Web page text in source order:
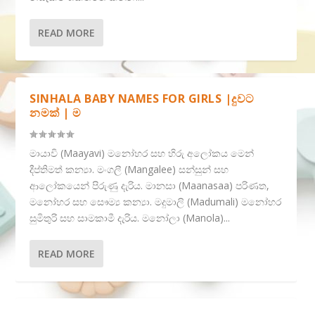
READ MORE
SINHALA BABY NAMES FOR GIRLS |දුවට
නමක් | ම
මායාවි (Maayavi) මනෝහර සහ හිරු අලෝකය මෙන්
දීප්තිමත් කන්‍යා. මංගලී (Mangalee) සන්සුන් සහ
ආලෝකයෙන් පිරුණු දැරිය. මානසා (Maanasaa) පරිණත,
මනෝහර සහ සෞම්‍ය කන්‍යා. මදුමාලි (Madumali) මනෝහර
සුමිතුරි සහ සාමකාමී දැරිය. මනෝලා (Manola)...
READ MORE